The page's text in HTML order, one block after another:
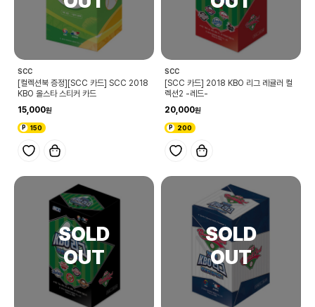
SCC
[컬렉션북 증정][SCC 카드] SCC 2018
KBO 올스타 스티커 카드
15,000
150
SCC
[SCC 카드] 2018 KBO 리그 레귤러 컬
렉션2 -레드-
20,000
200